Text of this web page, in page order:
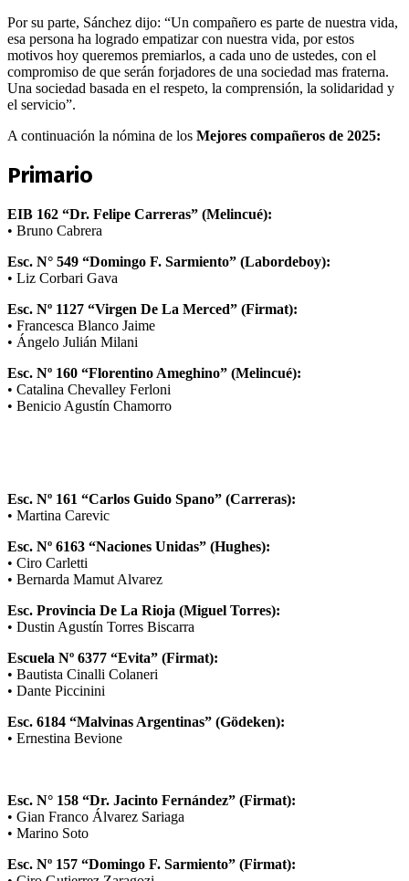
Por su parte, Sánchez dijo: “Un compañero es parte de nuestra vida,
esa persona ha logrado empatizar con nuestra vida, por estos
motivos hoy queremos premiarlos, a cada uno de ustedes, con el
compromiso de que serán forjadores de una sociedad mas fraterna.
Una sociedad basada en el respeto, la comprensión, la solidaridad y
el servicio”.
A continuación la nómina de los Mejores compañeros de 2025:
Primario
EIB 162 “Dr. Felipe Carreras” (Melincué):
• Bruno Cabrera
Esc. N° 549 “Domingo F. Sarmiento” (Labordeboy):
• Liz Corbari Gava
Esc. Nº 1127 “Virgen De La Merced” (Firmat):
• Francesca Blanco Jaime
• Ángelo Julián Milani
Esc. Nº 160 “Florentino Ameghino” (Melincué):
• Catalina Chevalley Ferloni
• Benicio Agustín Chamorro
Esc. Nº 161 “Carlos Guido Spano” (Carreras):
• Martina Carevic
Esc. Nº 6163 “Naciones Unidas” (Hughes):
• Ciro Carletti
• Bernarda Mamut Alvarez
Esc. Provincia De La Rioja (Miguel Torres):
• Dustin Agustín Torres Biscarra
Escuela Nº 6377 “Evita” (Firmat):
• Bautista Cinalli Colaneri
• Dante Piccinini
Esc. 6184 “Malvinas Argentinas” (Gödeken):
• Ernestina Bevione
Esc. N° 158 “Dr. Jacinto Fernández” (Firmat):
• Gian Franco Álvarez Sariaga
• Marino Soto
Esc. Nº 157 “Domingo F. Sarmiento” (Firmat):